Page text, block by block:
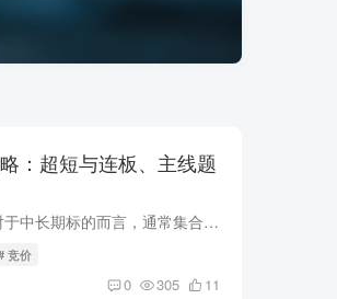
：超短与连板、主线题
集合竞价超短擒龙 对于中长期标的而言，通常集合竞价的作用和影响不明显，所以这里讲的集合主要针对超短，连板或者主线题材中超预期情况 第一类，首板启动时集合竞价超预期 比如，5月26...
竞价
0 305 11